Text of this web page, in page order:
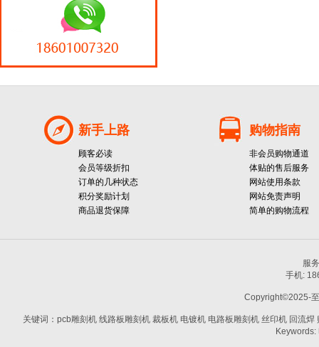
新手上路
顾客必读
会员等级折扣
订单的几种状态
积分奖励计划
商品退货保障
购物指南
非会员购物通道
体贴的售后服务
网站使用条款
网站免责声明
简单的购物流程
服
手机:
Copyright©2025-
关键词：pcb雕刻机 线路板雕刻机 裁板机 电镀机 电路板雕刻机 丝印机 回流
Keywords: